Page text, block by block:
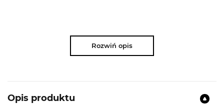
Rozwiń opis
Opis produktu